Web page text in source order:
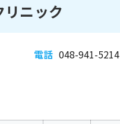
ニック
電話 048-941-5214